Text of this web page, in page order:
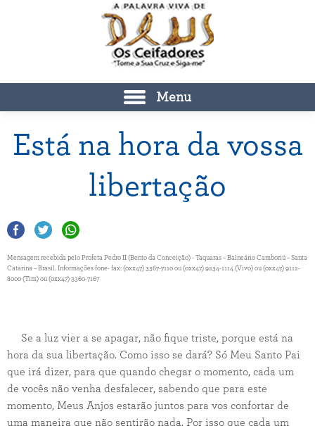
Menu
Está na hora da vossa
libertação
Mensagem recebida pelo Profeta Pedro II (Bento da Conceição) - Taquaras – Balneário Camboriú – Santa
Catarina – Brasil. Informações fone- fax: (0xx47) 3367-7110 ou (0xx47) 9234-1114 (Vivo) ou (0xx47) 9112-
8000 (Tim) ou (0xx47) 3360-7167
Se a luz vier a se apagar, não fique triste, porque está na
hora da sua libertação. Como isso se dará? Só Meu Santo Pai
que irá dizer, para que quando chegar o momento, cada um
de vocês não venha desfalecer, sabendo que para este
momento, Meus Anjos estarão juntos para vos confortar de
uma maneira que não sentirão nada. Por isso que cada um